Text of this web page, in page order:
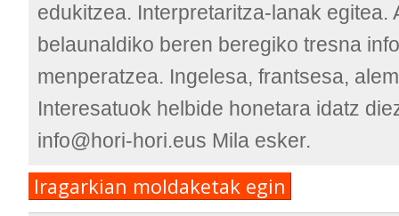
edukitzea. Interpretaritza-lanak egitea.
belaunaldiko beren beregiko tresna
menperatzea. Ingelesa, frantsesa,
Interesatuok helbide honetara idatz
info@hori-hori.eus Mila esker.
Iragarkian moldaketak egin